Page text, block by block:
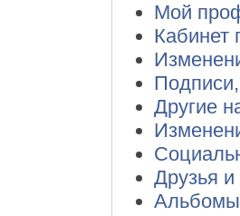
Мой
Кабинет
Другие
Друзья
Альбомы